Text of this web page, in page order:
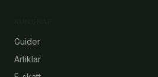
Guider
Artiklar